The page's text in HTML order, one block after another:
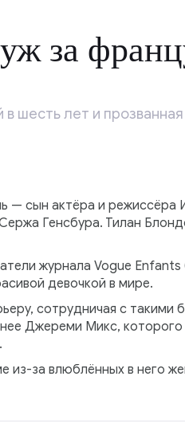
за
шесть лет и
— сын актёра и режиссёра
Генсбура. Тилан
журнала Vogue
девочкой в мире.
сотрудничая с такими
Джереми Микс,
из-за влюблённых в него